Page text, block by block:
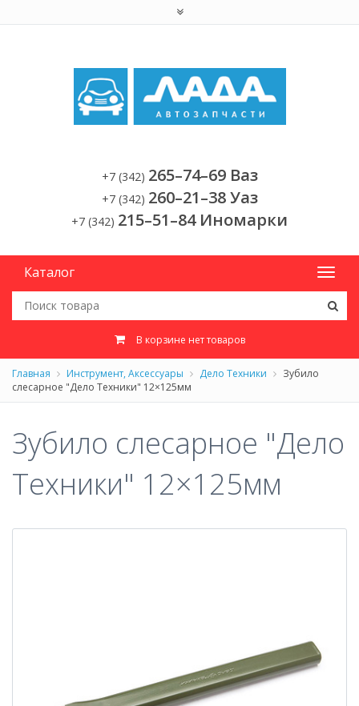
+7 (342) 265–74–69 Ваз
+7 (342) 260–21–38 Уаз
+7 (342) 215–51–84 Иномарки
Каталог
В корзине нет товаров
Главная Инструмент, Аксессуары Дело Техники
Зубило
слесарное "Дело Техники" 12×125мм
Зубило слесарное "Дело
Техники" 12×125мм